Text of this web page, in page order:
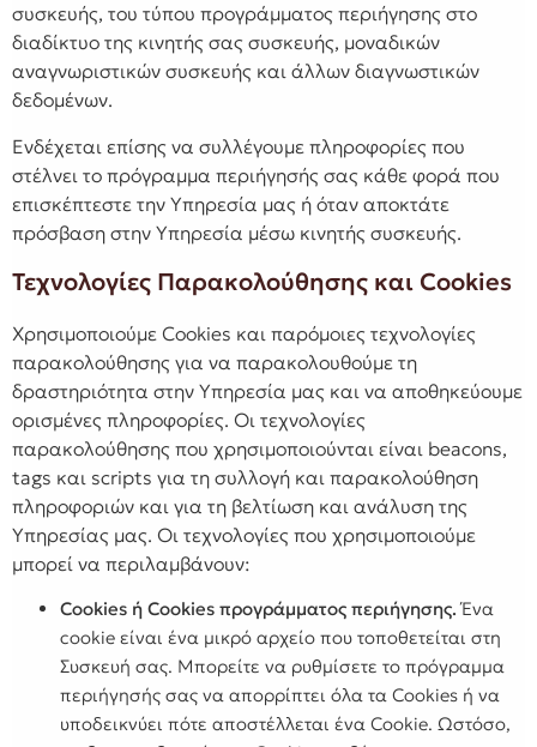
συσκευής, του τύπου προγράμματος περιήγησης στο
διαδίκτυο της κινητής σας συσκευής, μοναδικών
αναγνωριστικών συσκευής και άλλων διαγνωστικών
δεδομένων.
Ενδέχεται επίσης να συλλέγουμε πληροφορίες που
στέλνει το πρόγραμμα περιήγησής σας κάθε φορά που
επισκέπτεστε την Υπηρεσία μας ή όταν αποκτάτε
πρόσβαση στην Υπηρεσία μέσω κινητής συσκευής.
Τεχνολογίες Παρακολούθησης και Cookies
Χρησιμοποιούμε Cookies και παρόμοιες τεχνολογίες
παρακολούθησης για να παρακολουθούμε τη
δραστηριότητα στην Υπηρεσία μας και να αποθηκεύουμε
ορισμένες πληροφορίες. Οι τεχνολογίες
παρακολούθησης που χρησιμοποιούνται είναι beacons,
tags και scripts για τη συλλογή και παρακολούθηση
πληροφοριών και για τη βελτίωση και ανάλυση της
Υπηρεσίας μας. Οι τεχνολογίες που χρησιμοποιούμε
μπορεί να περιλαμβάνουν:
Cookies ή Cookies προγράμματος περιήγησης.Ένα
cookie είναι ένα μικρό αρχείο που τοποθετείται στη
Συσκευή σας. Μπορείτε να ρυθμίσετε το πρόγραμμα
περιήγησής σας να απορρίπτει όλα τα Cookies ή να
υποδεικνύει πότε αποστέλλεται ένα Cookie. Ωστόσο,